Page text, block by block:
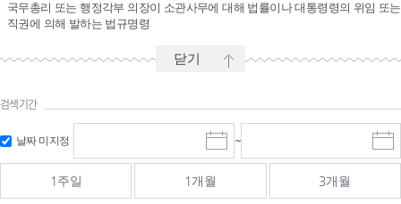
국무총리 또는 행정각부 의장이 소관사무에 대해 법률이나 대통령령의 위임 또는
직권에 의해 발하는 법규명령
닫기
검색기간
날짜 미지정
시
작
일
선
~
마
감
선
1주일 1개월 3개월